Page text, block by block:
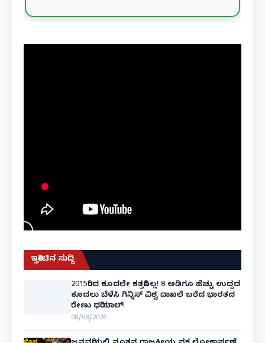
ಇತ್ತೀಚಿನ ಸುದ್ದಿ
2015ರಿಂದ ಕೂದಲೇ ಕತ್ತರಿಸಿಲ್ಲ! 8 ಅಡಿಗೂ ಹೆಚ್ಚು ಉದ್ದದ
ಕೂದಲು ಬೆಳೆಸಿ ಗಿನ್ನಿಸ್ ವಿಶ್ವ ದಾಖಲೆ ಬರೆದ ಭಾರತದ
ರೇಣು ಧರಿಯಾಲ್!
08/08/2026